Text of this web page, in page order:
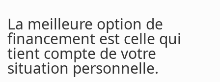
La meilleure option de
financement est celle qui
tient compte de votre
situation personnelle.